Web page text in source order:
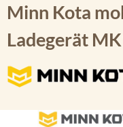
Minn Kota
Ladegerät
Bildergalerie